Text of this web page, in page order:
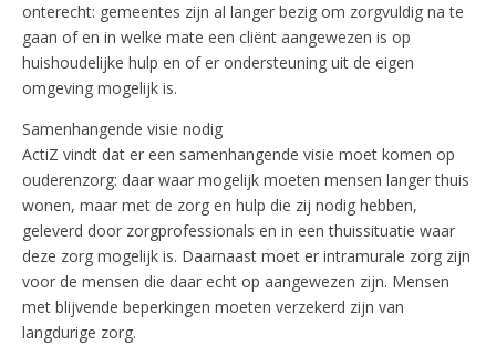
onterecht: gemeentes zijn al langer bezig om zorgvuldig na te
gaan of en in welke mate een cliënt aangewezen is op
huishoudelijke hulp en of er ondersteuning uit de eigen
omgeving mogelijk is.
Samenhangende visie nodig
ActiZ vindt dat er een samenhangende visie moet komen op
ouderenzorg: daar waar mogelijk moeten mensen langer thuis
wonen, maar met de zorg en hulp die zij nodig hebben,
geleverd door zorgprofessionals en in een thuissituatie waar
deze zorg mogelijk is. Daarnaast moet er intramurale zorg zijn
voor de mensen die daar echt op aangewezen zijn. Mensen
met blijvende beperkingen moeten verzekerd zijn van
langdurige zorg.